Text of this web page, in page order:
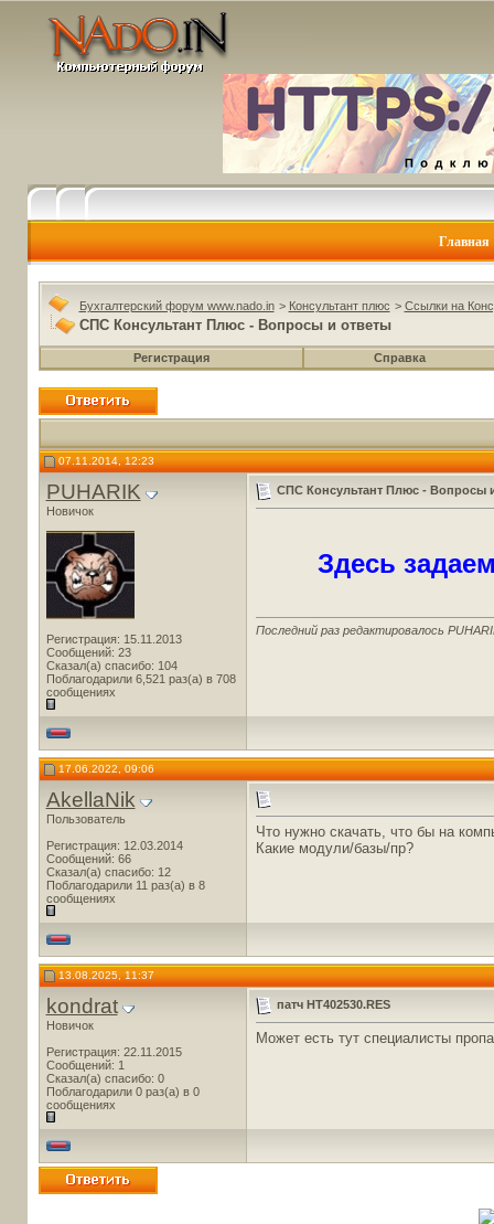
Главная
Бухгалтерский форум www.nado.in > Консультант плюс > Ссылки на
СПС Консультант Плюс - Вопросы и ответы
Регистрация Справка
07.11.2014, 12:23
PUHARIK
Новичок
Регистрация: 15.11.2013
Сообщений: 23
Сказал(а) спасибо: 104
Поблагодарили 6,521 раз(а) в 708
сообщениях
СПС Консультант Плюс - Вопросы
Здесь
Последний раз редактировалось
17.06.2022, 09:06
AkellaNik
Пользователь
Регистрация: 12.03.2014
Сообщений: 66
Сказал(а) спасибо: 12
Поблагодарили 11 раз(а) в 8
сообщениях
Что нужно скачать, что бы на
Какие модули/базы/пр?
13.08.2025, 11:37
kondrat
Новичок
Регистрация: 22.11.2015
Сообщений: 1
Сказал(а) спасибо: 0
Поблагодарили 0 раз(а) в 0
сообщениях
патч HT402530.RES
Может есть тут специалисты